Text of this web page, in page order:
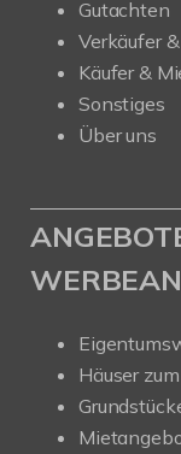
Gutachten
Verkäufer
Käufer &
Sonstiges
Über uns
Häuser